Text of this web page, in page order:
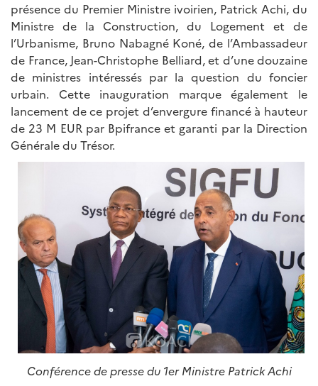
présence du Premier Ministre ivoirien, Patrick Achi, du
Ministre de la Construction, du Logement et de
l’Urbanisme, Bruno Nabagné Koné, de l’Ambassadeur
de France, Jean-Christophe Belliard, et d’une douzaine
de ministres intéressés par la question du foncier
urbain. Cette inauguration marque également le
lancement de ce projet d’envergure financé à hauteur
de 23 M EUR par Bpifrance et garanti par la Direction
Générale du Trésor.
Conférence de presse du 1er Ministre Patrick Achi